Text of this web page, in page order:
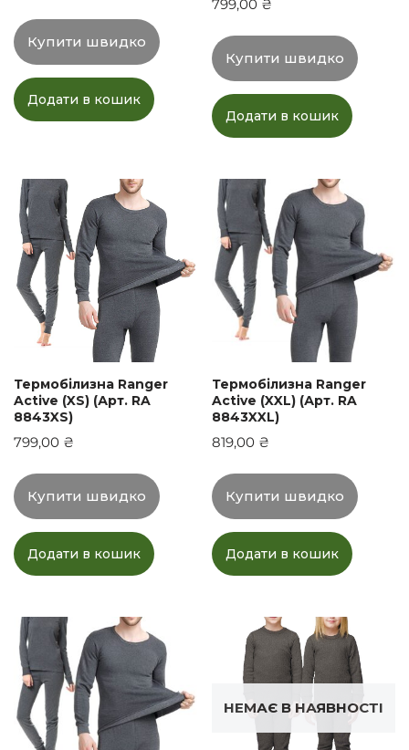
Купити швидко
Додати в кошик
799,00 ₴
Купити швидко
Додати в кошик
Термобілизна Ranger
Active (XS) (Арт. RA
8843XS)
799,00 ₴
Купити швидко
Додати в кошик
Термобілизна Ranger
Active (XXL) (Арт. RA
8843XXL)
819,00 ₴
Купити швидко
Додати в кошик
НЕМАЄ В НАЯВНОСТІ